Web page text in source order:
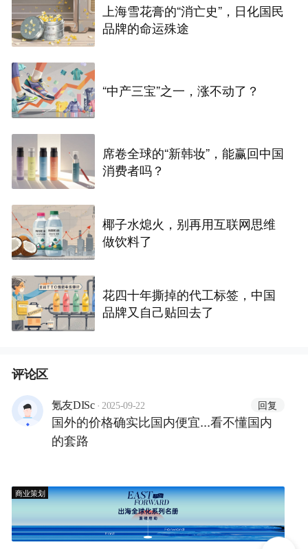
上海雪花膏的“消亡史”，日化国民
品牌的命运殊途
“中产三宝”之一，涨不动了？
席卷全球的“新韩妆”，能赢回中国
消费者吗？
椰子水熄火，别再用互联网思维
做饮料了
花四十年撕掉的代工标签，中国
品牌又自己贴回去了
评论区
氪友DISc · 2025-09-22 回复
国外的价格确实比国内便宜...看不懂国内
的套路
商业策划